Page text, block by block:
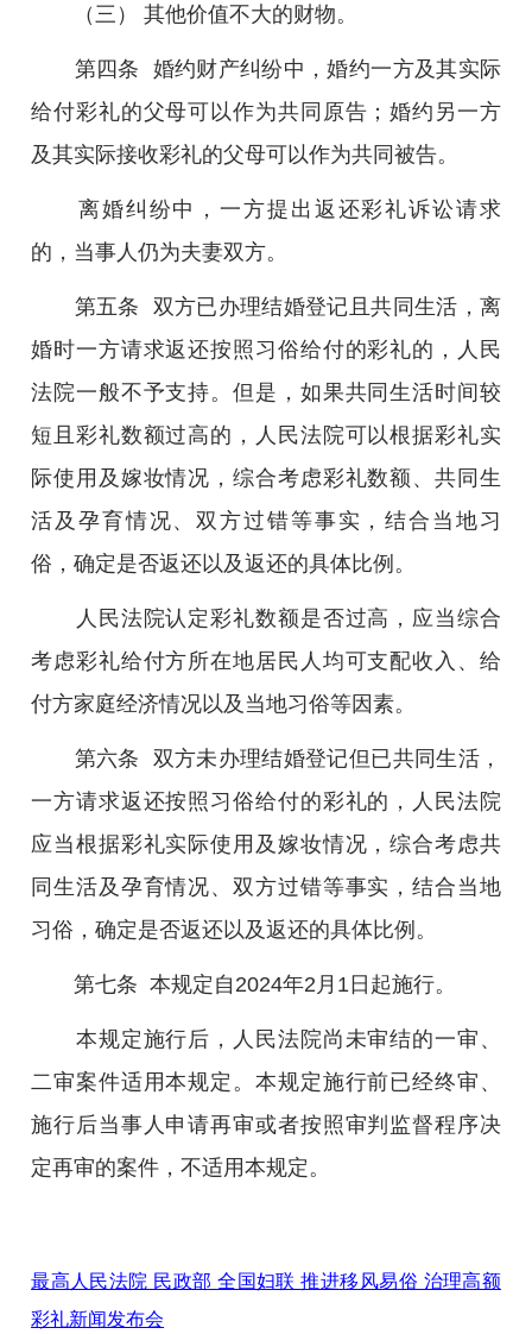
（三） 其他价值不大的财物。
第四条 婚约财产纠纷中，婚约一方及其实际
给付彩礼的父母可以作为共同原告；婚约另一方
及其实际接收彩礼的父母可以作为共同被告。
离婚纠纷中，一方提出返还彩礼诉讼请求
的，当事人仍为夫妻双方。
第五条 双方已办理结婚登记且共同生活，离
婚时一方请求返还按照习俗给付的彩礼的，人民
法院一般不予支持。但是，如果共同生活时间较
短且彩礼数额过高的，人民法院可以根据彩礼实
际使用及嫁妆情况，综合考虑彩礼数额、共同生
活及孕育情况、双方过错等事实，结合当地习
俗，确定是否返还以及返还的具体比例。
人民法院认定彩礼数额是否过高，应当综合
考虑彩礼给付方所在地居民人均可支配收入、给
付方家庭经济情况以及当地习俗等因素。
第六条 双方未办理结婚登记但已共同生活，
一方请求返还按照习俗给付的彩礼的，人民法院
应当根据彩礼实际使用及嫁妆情况，综合考虑共
同生活及孕育情况、双方过错等事实，结合当地
习俗，确定是否返还以及返还的具体比例。
第七条 本规定自2024年2月1日起施行。
本规定施行后，人民法院尚未审结的一审、
二审案件适用本规定。本规定施行前已经终审、
施行后当事人申请再审或者按照审判监督程序决
定再审的案件，不适用本规定。
最高人民法院 民政部 全国妇联 推进移风易俗 治理高额
彩礼新闻发布会